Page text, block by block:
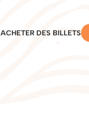
ACHETER DES BILLETS